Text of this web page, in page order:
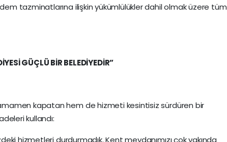
tazminatlarına ilişkin yükümlülükler dahil olmak üzere tüm
GÜÇLÜ BİR BELEDİYEDİR”
kapatan hem de hizmeti kesintisiz sürdüren bir
kullandı:
hizmetleri durdurmadık. Kent meydanımızı çok yakında